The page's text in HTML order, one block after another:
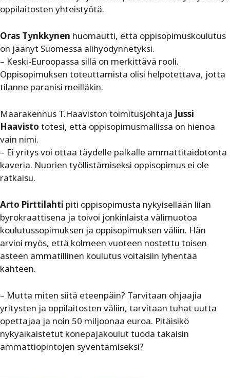
oppilaitosten yhteistyötä.
Oras Tynkkynen huomautti, että oppisopimuskoulutus
on jäänyt Suomessa alihyödynnetyksi.
– Keski-Euroopassa sillä on merkittävä rooli.
Oppisopimuksen toteuttamista olisi helpotettava, jotta
tilanne paranisi meilläkin.
Maarakennus T.Haaviston toimitusjohtaja Jussi
Haavisto totesi, että oppisopimusmallissa on hienoa
vain nimi.
– Ei yritys voi ottaa täydelle palkalle ammattitaidotonta
kaveria. Nuorien työllistämiseksi oppisopimus ei ole
ratkaisu.
Arto Pirttilahti piti oppisopimusta nykyisellään liian
byrokraattisena ja toivoi jonkinlaista välimuotoa
koulutussopimuksen ja oppisopimuksen väliin. Hän
arvioi myös, että kolmeen vuoteen nostettu toisen
asteen ammatillinen koulutus voitaisiin lyhentää
kahteen.
– Mutta miten siitä eteenpäin? Tarvitaan ohjaajia
yritysten ja oppilaitosten väliin, tarvitaan tuhat uutta
opettajaa ja noin 50 miljoonaa euroa. Pitäisikö
nykyaikaistetut konepajakoulut tuoda takaisin
ammattiopintojen syventämiseksi?